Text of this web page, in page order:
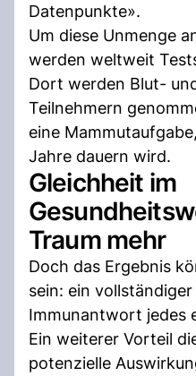
Datenpunkte».
Um diese Unmenge
werden weltweit
Dort werden Blut-
Teilnehmern
eine
Jahre dauern wird.
Gleichheit im
Traum mehr
Doch das Ergebnis
sein: ein
Immunantwort jedes
Ein weiterer Vorteil
potenzielle